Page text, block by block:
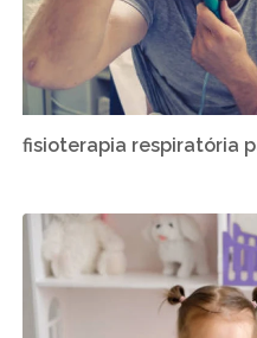
fisioterapia respiratória